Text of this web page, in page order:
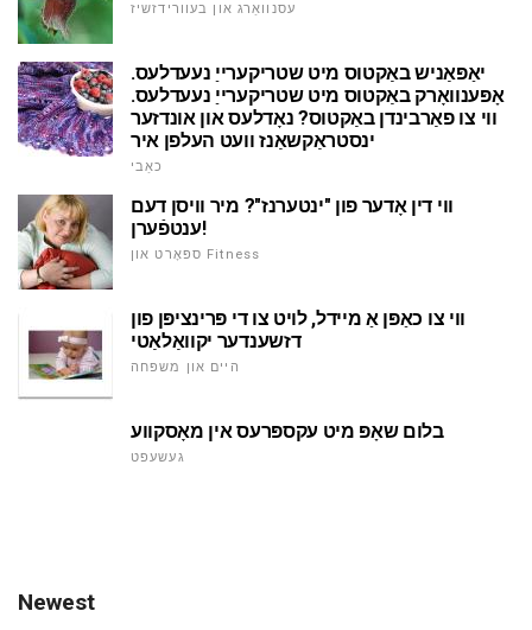
עסנוואַרג און בעוורידזשיז
יאַפּאַניש באַקטוס מיט שטריקערייַ נעעדלעס.
אָפּענוואָרק באַקטוס מיט שטריקערייַ נעעדלעס.
ווי צו פאַרבינדן באַקטוס? נאָדלעס און אונדזער
ינסטראַקשאַנז וועט העלפן איר
כאַבי
ווי דין אָדער פון "ינטערנז"? מיר וויסן דעם
ענטפֿערן!
ספּאָרט און Fitness
ווי צו כאַפּן אַ מיידל, לויט צו די פּרינציפּן פון
דזשענדער יקוואַלאַטי
היים און משפּחה
בלום שאָפּ מיט עקספּרעס אין מאָסקווע
געשעפט
Newest